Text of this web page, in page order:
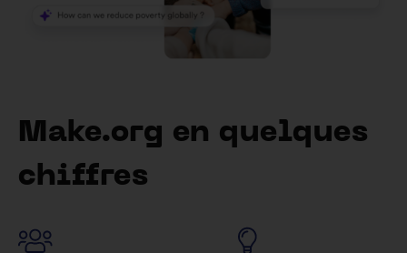
Make.org en quelques
chiffres